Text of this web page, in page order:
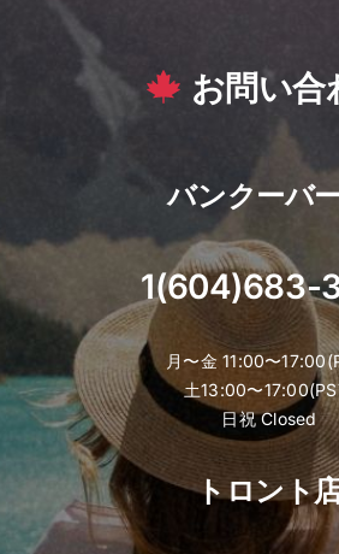
be
the
product
page
お問い合
バンクーバ
1(604)683-
月〜金 11:00〜
土13:00〜
日祝 Closed
トロント